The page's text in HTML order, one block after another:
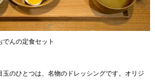
んの定食セット
玉のひとつは、名物のドレッシングです。オリジ